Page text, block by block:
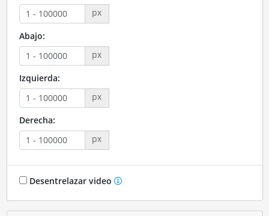
px
Abajo:
px
Izquierda:
px
Derecha:
px
Desentrelazar video